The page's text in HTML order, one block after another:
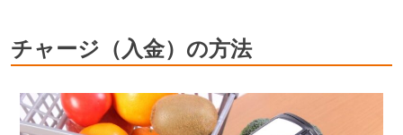
チャージ（入金）の方法